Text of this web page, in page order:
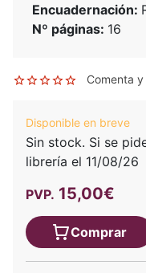
Encuadernación:
Nº páginas: 16
Comenta
Disponible en breve
Sin stock. Si se
librería el 11/08/26
PVP. 15,00€
Comprar